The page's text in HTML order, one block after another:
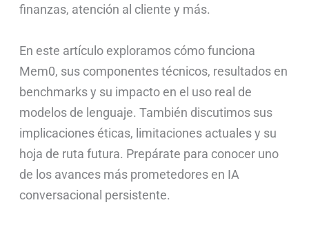
finanzas, atención al cliente y más.
En este artículo exploramos cómo funciona
Mem0, sus componentes técnicos, resultados en
benchmarks y su impacto en el uso real de
modelos de lenguaje. También discutimos sus
implicaciones éticas, limitaciones actuales y su
hoja de ruta futura. Prepárate para conocer uno
de los avances más prometedores en IA
conversacional persistente.